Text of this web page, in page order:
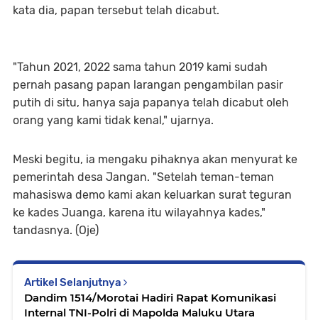
kata dia, papan tersebut telah dicabut.
"Tahun 2021, 2022 sama tahun 2019 kami sudah
pernah pasang papan larangan pengambilan pasir
putih di situ, hanya saja papanya telah dicabut oleh
orang yang kami tidak kenal," ujarnya.
Meski begitu, ia mengaku pihaknya akan menyurat ke
pemerintah desa Jangan. "Setelah teman-teman
mahasiswa demo kami akan keluarkan surat teguran
ke kades Juanga, karena itu wilayahnya kades,"
tandasnya. (Oje)
Artikel Selanjutnya
Dandim 1514/Morotai Hadiri Rapat Komunikasi
Internal TNI-Polri di Mapolda Maluku Utara